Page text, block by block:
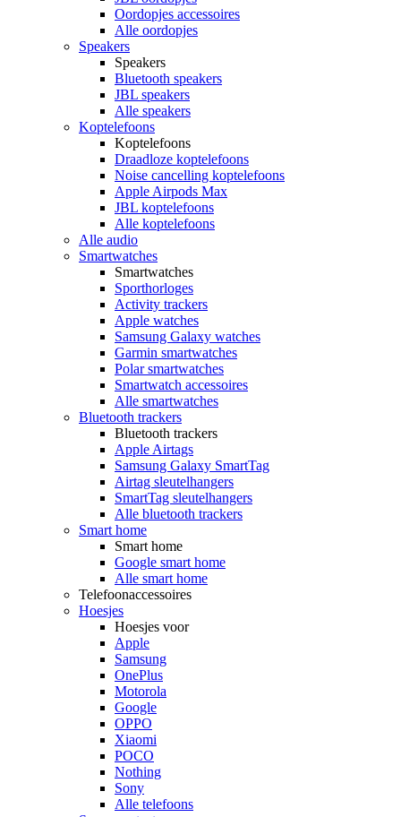
Oordopjes accessoires
Alle oordopjes
Speakers
Speakers
Bluetooth speakers
JBL speakers
Alle speakers
Koptelefoons
Koptelefoons
Draadloze koptelefoons
Noise cancelling koptelefoons
Apple Airpods Max
JBL koptelefoons
Alle koptelefoons
Alle audio
Smartwatches
Smartwatches
Sporthorloges
Activity trackers
Apple watches
Samsung Galaxy watches
Garmin smartwatches
Polar smartwatches
Smartwatch accessoires
Alle smartwatches
Bluetooth trackers
Bluetooth trackers
Apple Airtags
Samsung Galaxy SmartTag
Airtag sleutelhangers
SmartTag sleutelhangers
Alle bluetooth trackers
Smart home
Smart home
Google smart home
Alle smart home
Telefoonaccessoires
Hoesjes
Hoesjes voor
Apple
Samsung
OnePlus
Motorola
Google
OPPO
Xiaomi
POCO
Nothing
Sony
Alle telefoons